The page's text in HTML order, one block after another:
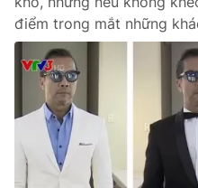
điểm trong mắt những